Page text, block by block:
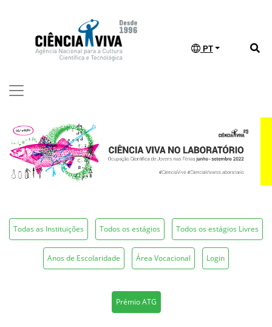
PT
Todas as Instituições Todos os estágios Todos os estágios Livres
Anos de Escolaridade Área Vocacional Login
Prémio ATG